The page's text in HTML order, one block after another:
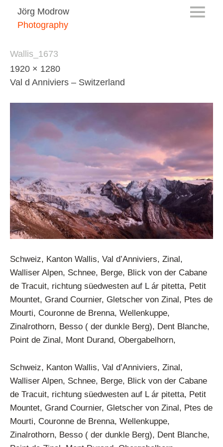
Jörg Modrow
Photography
Wallis_1673
1920 × 1280
Val d Anniviers – Switzerland
Schweiz, Kanton Wallis, Val d’Anniviers, Zinal,
Walliser Alpen, Schnee, Berge, Blick von der Cabane
de Tracuit, richtung süedwesten auf L ár pitetta, Petit
Mountet, Grand Cournier, Gletscher von Zinal, Ptes de
Mourti, Couronne de Brenna, Wellenkuppe,
Zinalrothorn, Besso ( der dunkle Berg), Dent Blanche,
Point de Zinal, Mont Durand, Obergabelhorn,
Schweiz, Kanton Wallis, Val d’Anniviers, Zinal,
Walliser Alpen, Schnee, Berge, Blick von der Cabane
de Tracuit, richtung süedwesten auf L ár pitetta, Petit
Mountet, Grand Cournier, Gletscher von Zinal, Ptes de
Mourti, Couronne de Brenna, Wellenkuppe,
Zinalrothorn, Besso ( der dunkle Berg), Dent Blanche,